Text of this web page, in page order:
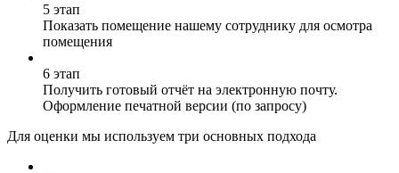
5 этап
Показать помещение нашему сотруднику для осмотра
помещения
6 этап
Получить готовый отчёт на электронную почту.
Оформление печатной версии (по запросу)
Для оценки мы используем три основных подхода